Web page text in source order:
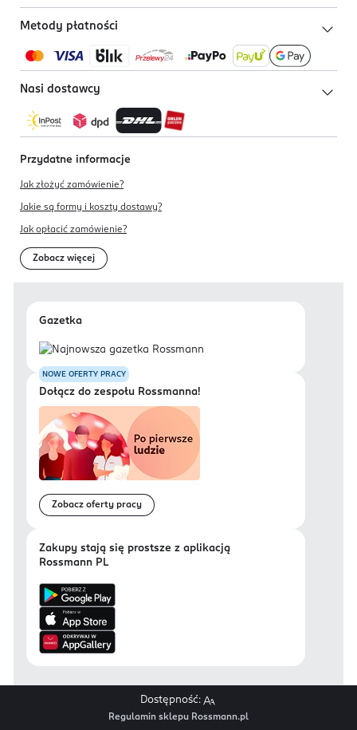
Metody płatności
Nasi dostawcy
Przydatne informacje
Jak złożyć zamówienie?
Jakie są formy i koszty dostawy?
Jak opłacić zamówienie?
Zobacz więcej
Gazetka
NOWE OFERTY PRACY
Dołącz do zespołu Rossmanna!
Zobacz oferty pracy
Zakupy stają się prostsze z aplikacją
Rossmann PL
Dostępność:
Regulamin sklepu Rossmann.pl